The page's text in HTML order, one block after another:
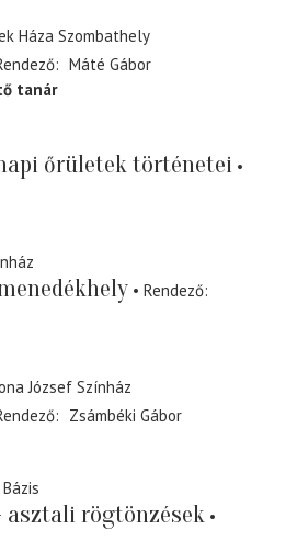
Háza Szombathely
Máté Gábor
tanár
őrületek történetei
Rendező
József Színház
Zsámbéki Gábor
rögtönzések